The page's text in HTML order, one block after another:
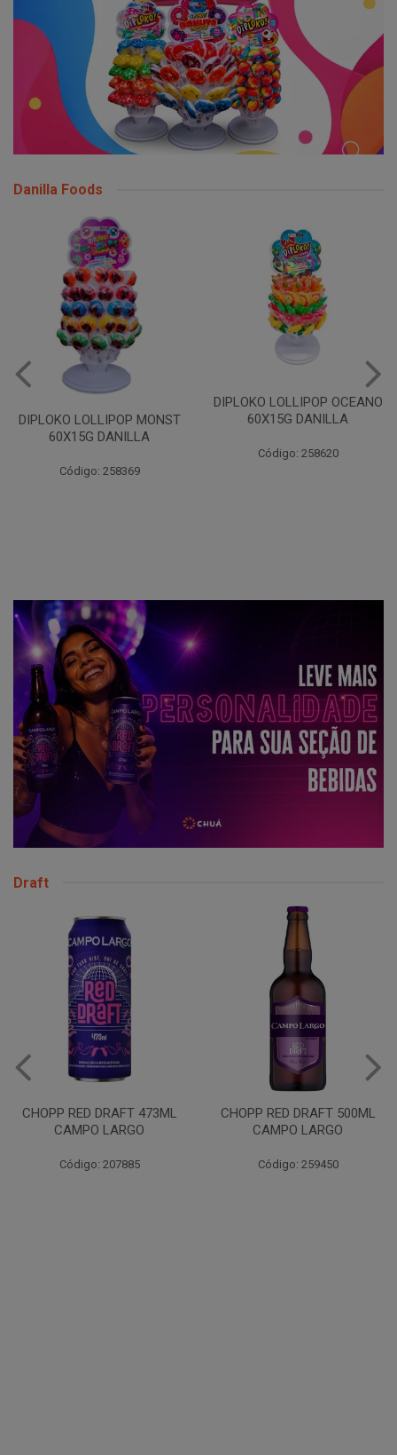
Danilla Foods
DIPLOKO LOLLIPOP MONST
60X15G DANILLA
Código: 258369
DIPLOKO LOLLIPOP OCEANO
60X15G DANILLA
Código: 258620
Draft
CHOPP RED DRAFT 500ML
CAMPO LARGO
Código: 259450
VINHO JURUPINGA DINALLE
975ML BCO